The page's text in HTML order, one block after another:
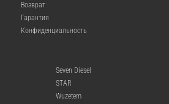
Возврат
Гарантия
Конфиденциальность
Seven Diesel
STAR
Wuzetem